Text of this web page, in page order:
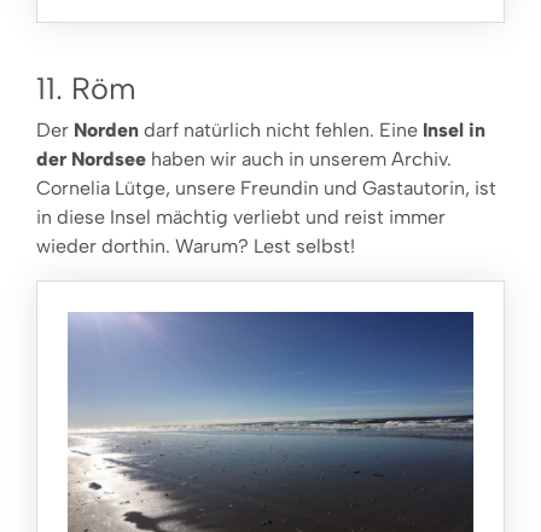
11. Röm
Der Norden darf natürlich nicht fehlen. Eine Insel in
der Nordsee haben wir auch in unserem Archiv.
Cornelia Lütge, unsere Freundin und Gastautorin, ist
in diese Insel mächtig verliebt und reist immer
wieder dorthin. Warum? Lest selbst!